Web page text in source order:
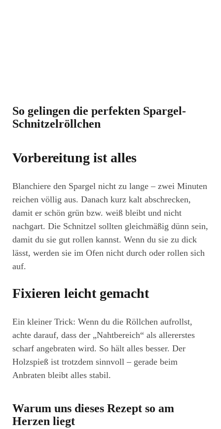
So gelingen die perfekten Spargel-
Schnitzelröllchen
Vorbereitung ist alles
Blanchiere den Spargel nicht zu lange – zwei Minuten
reichen völlig aus. Danach kurz kalt abschrecken,
damit er schön grün bzw. weiß bleibt und nicht
nachgart. Die Schnitzel sollten gleichmäßig dünn sein,
damit du sie gut rollen kannst. Wenn du sie zu dick
lässt, werden sie im Ofen nicht durch oder rollen sich
auf.
Fixieren leicht gemacht
Ein kleiner Trick: Wenn du die Röllchen aufrollst,
achte darauf, dass der „Nahtbereich“ als allererstes
scharf angebraten wird. So hält alles besser. Der
Holzspieß ist trotzdem sinnvoll – gerade beim
Anbraten bleibt alles stabil.
Warum uns dieses Rezept so am
Herzen liegt